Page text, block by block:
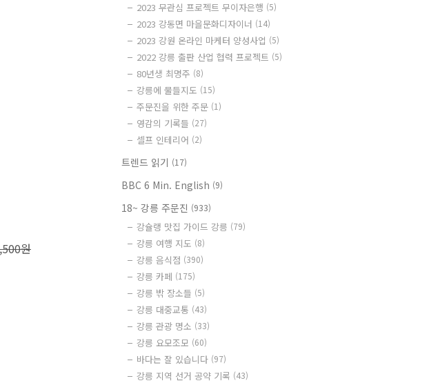
원
2023 무관심 프로젝트 무이자은행 (5)
2023 강동면 마을문화디자이너 (14)
2023 강원 온라인 마케터 양성사업 (5)
2022 강릉 출판 산업 협력 프로젝트 (5)
80년생 최명주 (8)
강릉에 물들지도 (15)
주문진을 위한 주문 (1)
영감의 기록들 (27)
셀프 인테리어 (2)
트렌드 읽기 (17)
BBC 6 Min. English (9)
18~ 강릉 주문진 (933)
강슐랭 맛집 가이드 강릉 (79)
강릉 여행 지도 (8)
강릉 음식점 (390)
강릉 카페 (175)
강릉 밖 장소들 (5)
강릉 대중교통 (43)
강릉 관광 명소 (33)
강릉 요모조모 (60)
바다는 잘 있습니다 (97)
강릉 지역 선거 공약 기록 (43)